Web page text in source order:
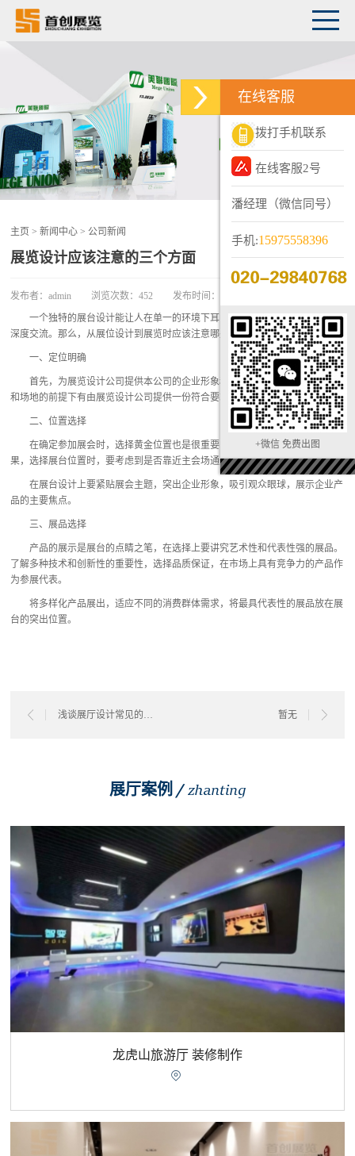
主页 >新闻中心 > 公司新闻
展览设计应该注意的三个方面
发布者：admin 浏览次数：452 发布时间：
一个独特的展台设计能让人在单一的环境下耳目一新，提升企业形象，加强
深度交流。那么，从展位设计到展览时应该注意哪些方面呢?
一、定位明确
首先，为展览设计公司提供本公司的企业形象和公司产品，在确定展会类型
和场地的前提下有由展览设计公司提供一份符合要求的设计方案。
二、位置选择
在确定参加展会时，选择黄金位置也是很重要，一个好的位置决定展览效
果，选择展台位置时，要考虑到是否靠近主会场通道，洗手间，餐厅。
在展台设计上要紧贴展会主题，突出企业形象，吸引观众眼球，展示企业产
品的主要焦点。
三、展品选择
产品的展示是展台的点睛之笔，在选择上要讲究艺术性和代表性强的展品。
了解多种技术和创新性的重要性，选择品质保证，在市场上具有竞争力的产品作
为参展代表。
将多样化产品展出，适应不同的消费群体需求，将最具代表性的展品放在展
台的突出位置。
浅谈展厅设计常见的五种布局方式 暂无
展厅案例 / zhanting
龙虎山旅游厅 装修制作

在线客服
拨打手机联系
在线客服2号
潘经理（微信同号）
手机:15975558396
+微信 免费出图